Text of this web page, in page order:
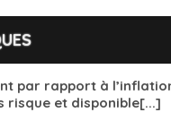
par rapport à
risque et disponible[...]